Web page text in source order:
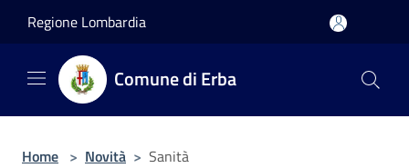
Regione Lombardia
Comune di Erba
Home > Novità > Sanità